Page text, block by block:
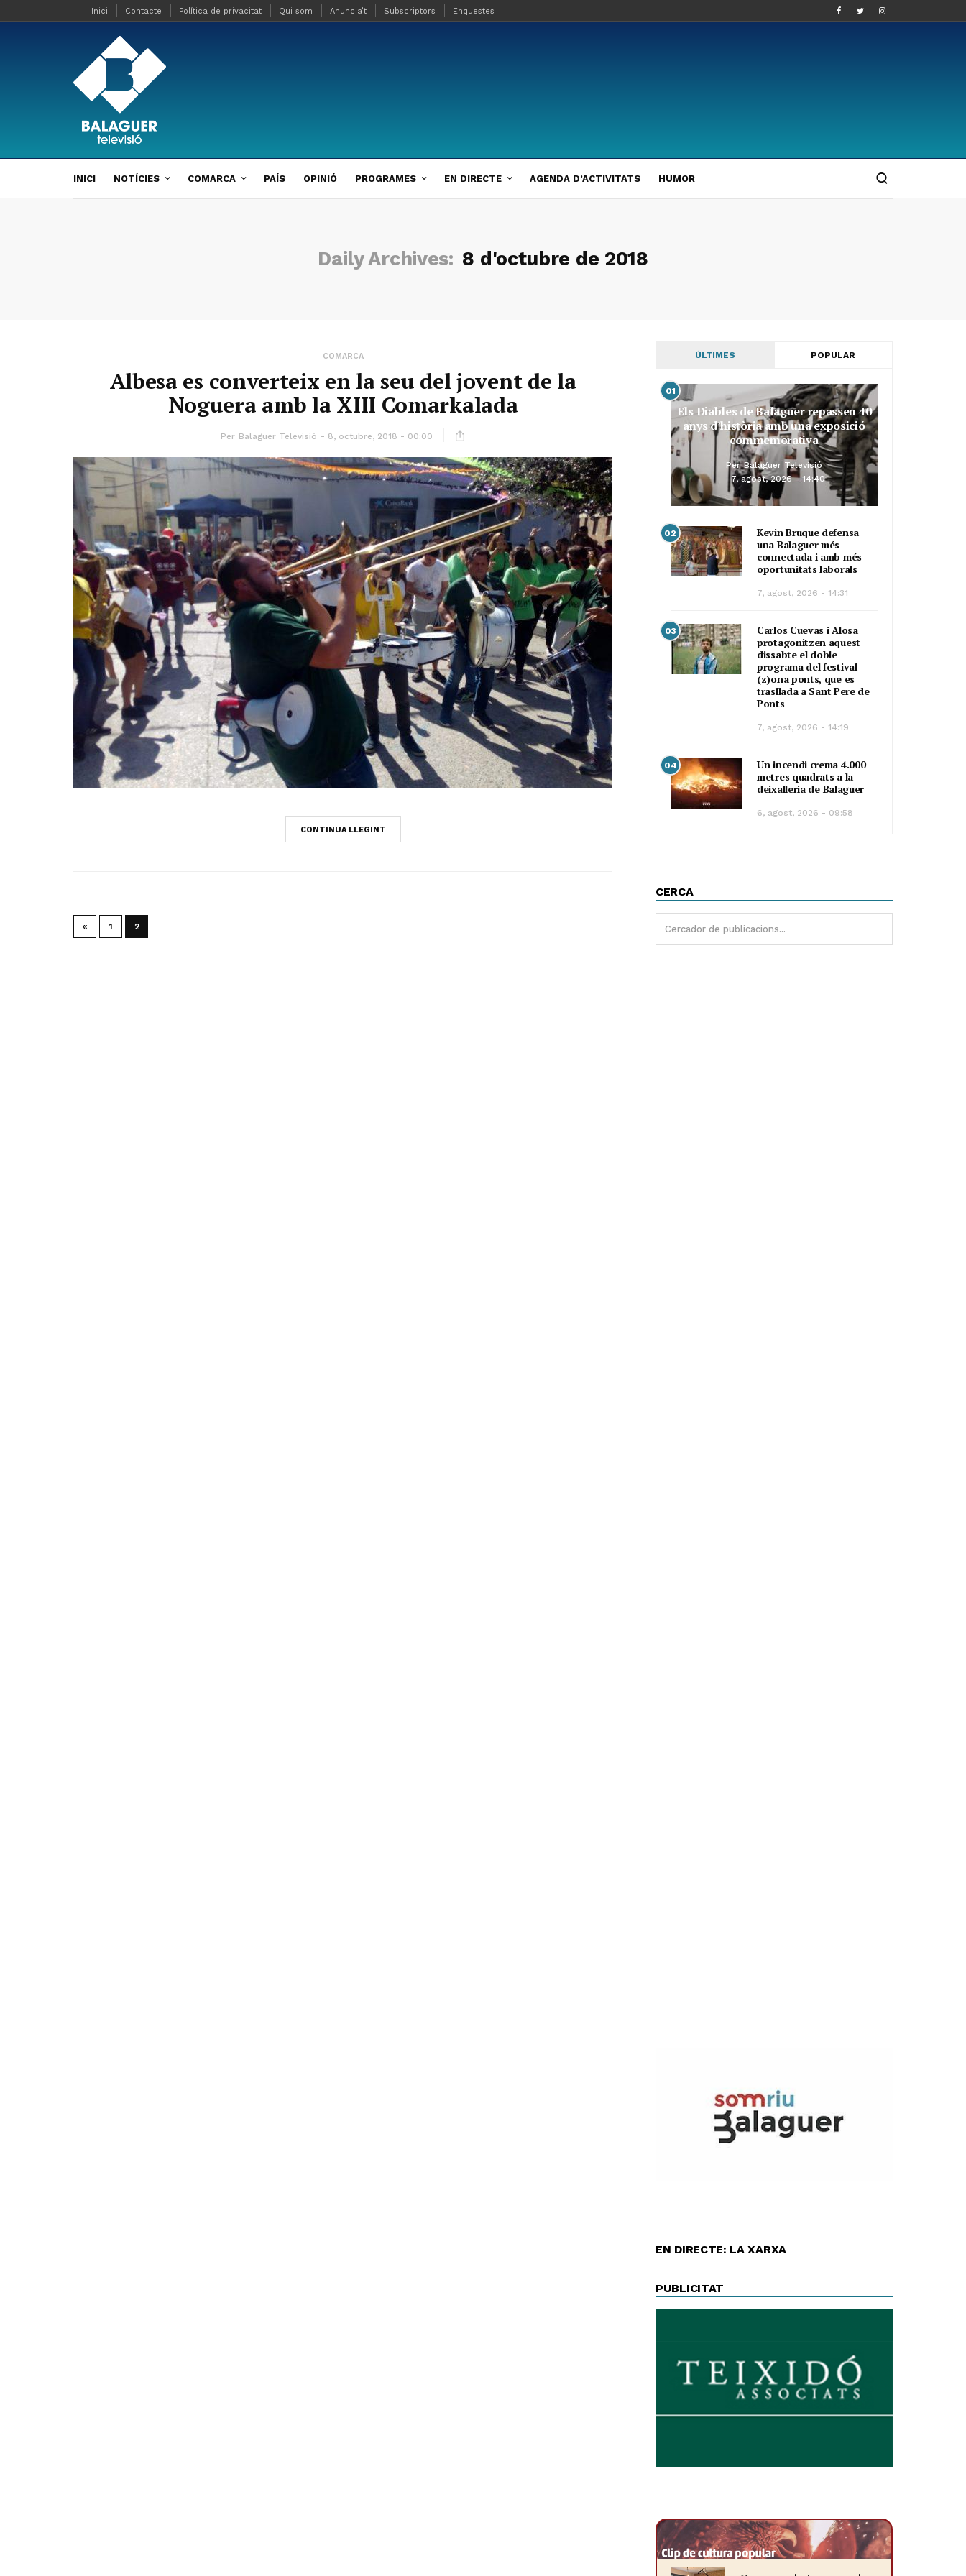
Inici Contacte Política de privacitat Qui som Anuncia’t Subscriptors Enquestes
INICI NOTÍCIES COMARCA PAÍS OPINIÓ PROGRAMES EN DIRECTE AGENDA D’ACTIVITATS HUMOR
Daily Archives: 8 d'octubre de 2018
COMARCA
Albesa es converteix en la seu del jovent de la
Noguera amb la XIII Comarkalada
Per Balaguer Televisió 8, octubre, 2018 - 00:00
CONTINUA LLEGINT
« 1 2
ÚLTIMES POPULAR
01
Els Diables de Balaguer repassen 40
anys d’història amb una exposició
commemorativa
Per Balaguer Televisió
7, agost, 2026 - 14:40
02
Kevin Bruque defensa
una Balaguer més
connectada i amb més
oportunitats laborals
7, agost, 2026 - 14:31
03
Carlos Cuevas i Alosa
protagonitzen aquest
dissabte el doble
programa del festival
(z)ona ponts, que es
trasllada a Sant Pere de
Ponts
7, agost, 2026 - 14:19
04
Un incendi crema 4.000
metres quadrats a la
deixalleria de Balaguer
6, agost, 2026 - 09:58
CERCA
EN DIRECTE: LA XARXA
PUBLICITAT